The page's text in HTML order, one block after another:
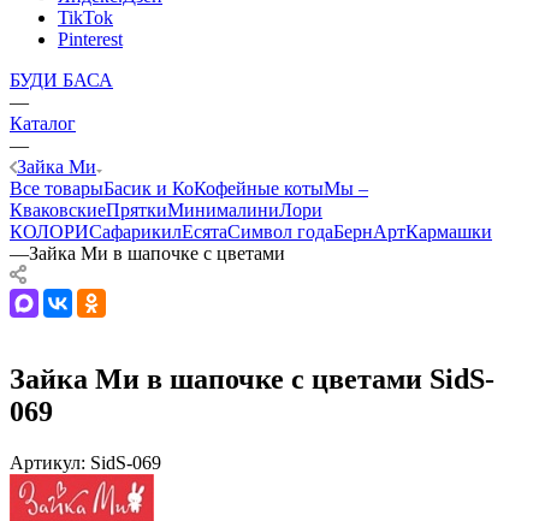
TikTok
Pinterest
БУДИ БАСА
—
Каталог
—
Зайка Ми
Все товарыБасик и КоКофейные котыМы –
КваковскиеПряткиМинималиниЛори
КОЛОРИСафарикилЕсятаСимвол годаБернАртКармашки
—Зайка Ми в шапочке с цветами
Зайка Ми в шапочке с цветами SidS-
069
Артикул: SidS-069